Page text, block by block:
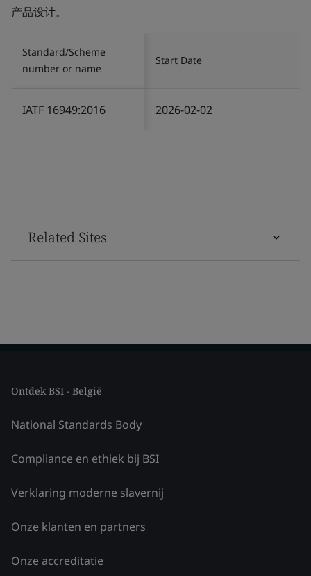
产品设计。
Standard/Scheme
number or name
Start Date
IATF 16949:2016 2026-02-02
Related Sites
Ontdek BSI - België
National Standards Body
Compliance en ethiek bij BSI
Verklaring moderne slavernij
Onze klanten en partners
Onze accreditatie